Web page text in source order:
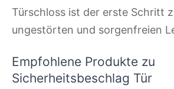
Türschloss ist der erste Schritt
ungestörten und sorgenfreien
Empfohlene Produkte zu
Sicherheitsbeschlag Tür